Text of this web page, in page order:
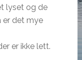
lyset og de
er det mye
er ikke lett.